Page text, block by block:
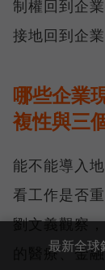
制權回到企
接地回到企業
哪些企業
複性與三
能不能導入
看工作是否
劉文義觀察
的醫療、金
最新全球